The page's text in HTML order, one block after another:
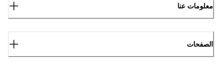
معلومات عنا
الصفحات